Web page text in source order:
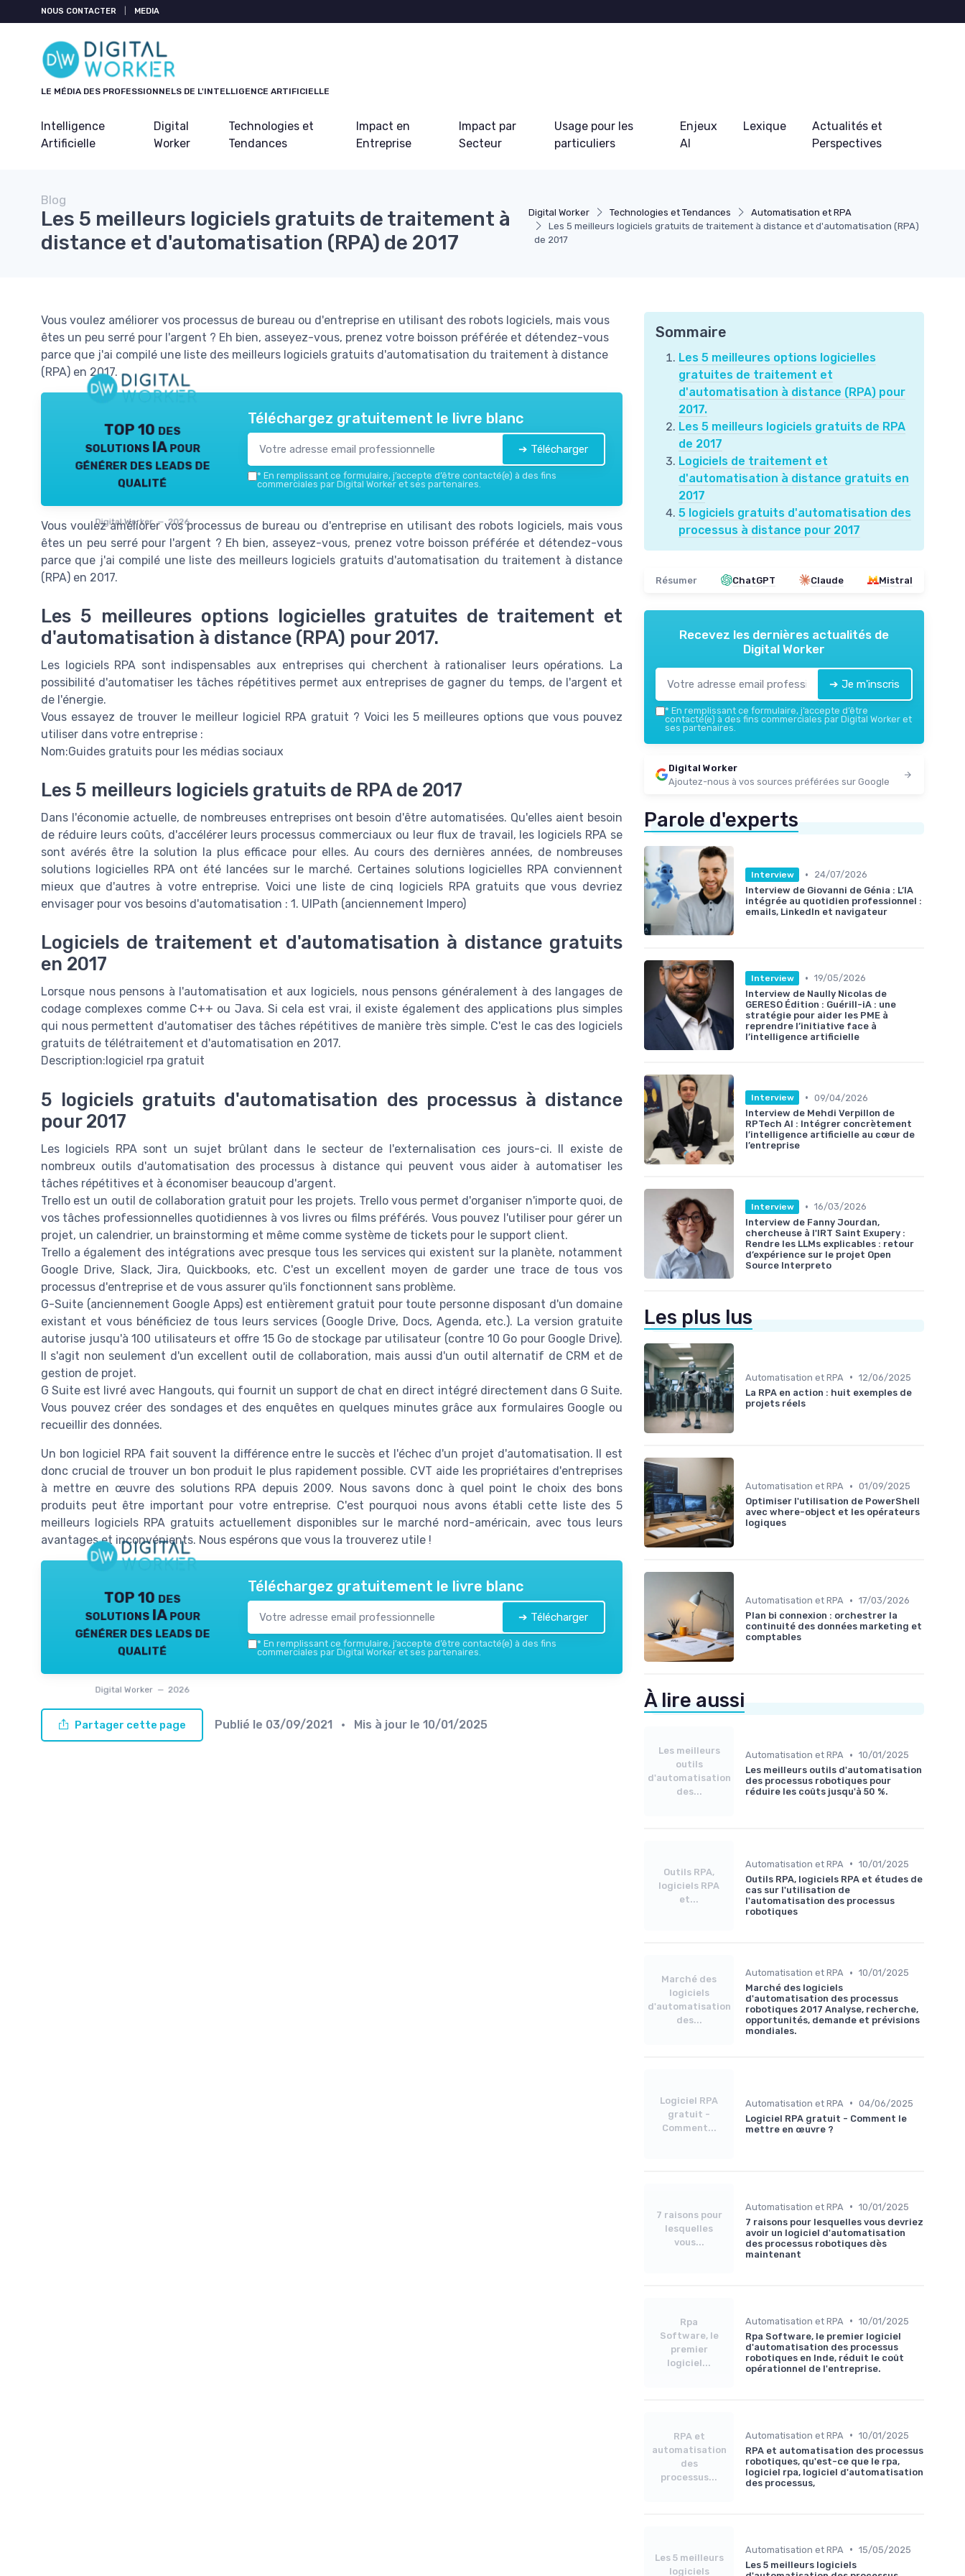
NOUS CONTACTER MEDIA
LE MÉDIA DES PROFESSIONNELS DE L'INTELLIGENCE ARTIFICIELLE
Intelligence
Artificielle
Digital
Worker
Technologies et
Tendances
Impact en
Entreprise
Impact par
Secteur
Usage pour les
particuliers
Enjeux
AI
Lexique
Actualités et
Perspectives
Digital Worker Technologies et Tendances
Automatisation et RPA
Les 5 meilleurs logiciels gratuits de traitement à distance et d'automatisation (RPA)
de 2017
Blog
Les 5 meilleurs logiciels gratuits de traitement à
distance et d'automatisation (RPA) de 2017
Vous voulez améliorer vos processus de bureau ou d'entreprise en utilisant des robots logiciels, mais vous
êtes un peu serré pour l'argent ? Eh bien, asseyez-vous, prenez votre boisson préférée et détendez-vous
parce que j'ai compilé une liste des meilleurs logiciels gratuits d'automatisation du traitement à distance
(RPA) en 2017.
TOP 10 des
solutions IA pour
générer des leads de
qualité
Digital Worker — 2026
Téléchargez gratuitement le livre blanc
➔ Télécharger
* En remplissant ce formulaire, j’accepte d’être contacté(e) à des fins
commerciales par Digital Worker et ses partenaires.
Vous voulez améliorer vos processus de bureau ou d'entreprise en utilisant des robots logiciels, mais vous
êtes un peu serré pour l'argent ? Eh bien, asseyez-vous, prenez votre boisson préférée et détendez-vous
parce que j'ai compilé une liste des meilleurs logiciels gratuits d'automatisation du traitement à distance
(RPA) en 2017.
Les 5 meilleures options logicielles gratuites de traitement et
d'automatisation à distance (RPA) pour 2017.
Les logiciels RPA sont indispensables aux entreprises qui cherchent à rationaliser leurs opérations. La
possibilité d'automatiser les tâches répétitives permet aux entreprises de gagner du temps, de l'argent et
de l'énergie.
Vous essayez de trouver le meilleur logiciel RPA gratuit ? Voici les 5 meilleures options que vous pouvez
utiliser dans votre entreprise :
Nom:Guides gratuits pour les médias sociaux
Les 5 meilleurs logiciels gratuits de RPA de 2017
Dans l'économie actuelle, de nombreuses entreprises ont besoin d'être automatisées. Qu'elles aient besoin
de réduire leurs coûts, d'accélérer leurs processus commerciaux ou leur flux de travail, les logiciels RPA se
sont avérés être la solution la plus efficace pour elles. Au cours des dernières années, de nombreuses
solutions logicielles RPA ont été lancées sur le marché. Certaines solutions logicielles RPA conviennent
mieux que d'autres à votre entreprise. Voici une liste de cinq logiciels RPA gratuits que vous devriez
envisager pour vos besoins d'automatisation : 1. UIPath (anciennement Impero)
Logiciels de traitement et d'automatisation à distance gratuits
en 2017
Lorsque nous pensons à l'automatisation et aux logiciels, nous pensons généralement à des langages de
codage complexes comme C++ ou Java. Si cela est vrai, il existe également des applications plus simples
qui nous permettent d'automatiser des tâches répétitives de manière très simple. C'est le cas des logiciels
gratuits de télétraitement et d'automatisation en 2017.
Description:logiciel rpa gratuit
5 logiciels gratuits d'automatisation des processus à distance
pour 2017
Les logiciels RPA sont un sujet brûlant dans le secteur de l'externalisation ces jours-ci. Il existe de
nombreux outils d'automatisation des processus à distance qui peuvent vous aider à automatiser les
tâches répétitives et à économiser beaucoup d'argent.
Trello est un outil de collaboration gratuit pour les projets. Trello vous permet d'organiser n'importe quoi, de
vos tâches professionnelles quotidiennes à vos livres ou films préférés. Vous pouvez l'utiliser pour gérer un
projet, un calendrier, un brainstorming et même comme système de tickets pour le support client.
Trello a également des intégrations avec presque tous les services qui existent sur la planète, notamment
Google Drive, Slack, Jira, Quickbooks, etc. C'est un excellent moyen de garder une trace de tous vos
processus d'entreprise et de vous assurer qu'ils fonctionnent sans problème.
G-Suite (anciennement Google Apps) est entièrement gratuit pour toute personne disposant d'un domaine
existant et vous bénéficiez de tous leurs services (Google Drive, Docs, Agenda, etc.). La version gratuite
autorise jusqu'à 100 utilisateurs et offre 15 Go de stockage par utilisateur (contre 10 Go pour Google Drive).
Il s'agit non seulement d'un excellent outil de collaboration, mais aussi d'un outil alternatif de CRM et de
gestion de projet.
G Suite est livré avec Hangouts, qui fournit un support de chat en direct intégré directement dans G Suite.
Vous pouvez créer des sondages et des enquêtes en quelques minutes grâce aux formulaires Google ou
recueillir des données.
Un bon logiciel RPA fait souvent la différence entre le succès et l'échec d'un projet d'automatisation. Il est
donc crucial de trouver un bon produit le plus rapidement possible. CVT aide les propriétaires d'entreprises
à mettre en œuvre des solutions RPA depuis 2009. Nous savons donc à quel point le choix des bons
produits peut être important pour votre entreprise. C'est pourquoi nous avons établi cette liste des 5
meilleurs logiciels RPA gratuits actuellement disponibles sur le marché nord-américain, avec tous leurs
avantages et inconvénients. Nous espérons que vous la trouverez utile !
TOP 10 des
solutions IA pour
générer des leads de
qualité
Digital Worker — 2026
Téléchargez gratuitement le livre blanc
➔ Télécharger
* En remplissant ce formulaire, j’accepte d’être contacté(e) à des fins
commerciales par Digital Worker et ses partenaires.
Partager cette page Publié le 03/09/2021 • Mis à jour le 10/01/2025
Sommaire
Les 5 meilleures options logicielles
gratuites de traitement et
d'automatisation à distance (RPA) pour
2017.
Les 5 meilleurs logiciels gratuits de RPA
de 2017
Logiciels de traitement et
d'automatisation à distance gratuits en
2017
5 logiciels gratuits d'automatisation des
processus à distance pour 2017
Résumer ChatGPT Claude Mistral
Recevez les dernières actualités de
Digital Worker
➔ Je m'inscris
* En remplissant ce formulaire, j’accepte d’être
contacté(e) à des fins commerciales par Digital Worker et
ses partenaires.
Digital Worker
Ajoutez-nous à vos sources préférées sur Google
Parole d'experts
Interview •
24/07/2026
Interview de Giovanni de Génia : L’IA
intégrée au quotidien professionnel :
emails, LinkedIn et navigateur
Interview • 19/05/2026
Interview de Naully Nicolas de
GERESO Édition : Guérill-iA : une
stratégie pour aider les PME à
reprendre l’initiative face à
l’intelligence artificielle
Interview • 09/04/2026
Interview de Mehdi Verpillon de
RPTech AI : Intégrer concrètement
l’intelligence artificielle au cœur de
l’entreprise
Interview • 16/03/2026
Interview de Fanny Jourdan,
chercheuse à l'IRT Saint Exupery :
Rendre les LLMs explicables : retour
d’expérience sur le projet Open
Source Interpreto
Les plus lus
Automatisation et RPA • 12/06/2025
La RPA en action : huit exemples de
projets réels
Automatisation et RPA • 01/09/2025
Optimiser l'utilisation de PowerShell
avec where-object et les opérateurs
logiques
Automatisation et RPA • 17/03/2026
Plan bi connexion : orchestrer la
continuité des données marketing et
comptables
À lire aussi
Les meilleurs
outils
d'automatisation
des...
Automatisation et RPA • 10/01/2025
Les meilleurs outils d'automatisation
des processus robotiques pour
réduire les coûts jusqu'à 50 %.
Outils RPA,
logiciels RPA
et...
Automatisation et RPA • 10/01/2025
Outils RPA, logiciels RPA et études de
cas sur l'utilisation de
l'automatisation des processus
robotiques
Marché des
logiciels
d'automatisation
des...
Automatisation et RPA • 10/01/2025
Marché des logiciels
d'automatisation des processus
robotiques 2017 Analyse, recherche,
opportunités, demande et prévisions
mondiales.
Logiciel RPA
gratuit -
Comment...
Automatisation et RPA • 04/06/2025
Logiciel RPA gratuit - Comment le
mettre en œuvre ?
7 raisons pour
lesquelles
vous...
Automatisation et RPA • 10/01/2025
7 raisons pour lesquelles vous devriez
avoir un logiciel d'automatisation
des processus robotiques dès
maintenant
Rpa
Software, le
premier
logiciel...
Automatisation et RPA • 10/01/2025
Rpa Software, le premier logiciel
d'automatisation des processus
robotiques en Inde, réduit le coût
opérationnel de l'entreprise.
RPA et
automatisation
des
processus...
Automatisation et RPA • 10/01/2025
RPA et automatisation des processus
robotiques, qu'est-ce que le rpa,
logiciel rpa, logiciel d'automatisation
des processus,
Les 5 meilleurs
logiciels
Automatisation et RPA • 15/05/2025
Les 5 meilleurs logiciels
Panneau de gestion des cookies